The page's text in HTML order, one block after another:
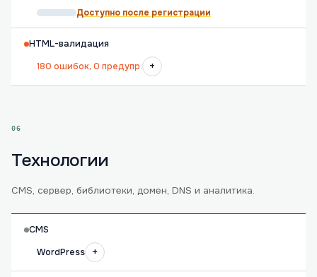
Доступно после регистрации
HTML-валидация
180 ошибок, 0 предупр.
+
06
Технологии
CMS, сервер, библиотеки, домен, DNS и аналитика.
CMS
WordPress
+